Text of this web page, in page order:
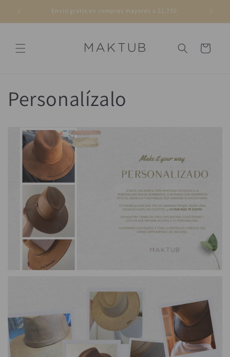
directamenteEnvio gratis en compras mayores a $1,750
Carrito
Personalízalo